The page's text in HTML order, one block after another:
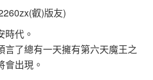
叡)版友)
時代。
言了總有一天擁有第六天魔王之
會出現。